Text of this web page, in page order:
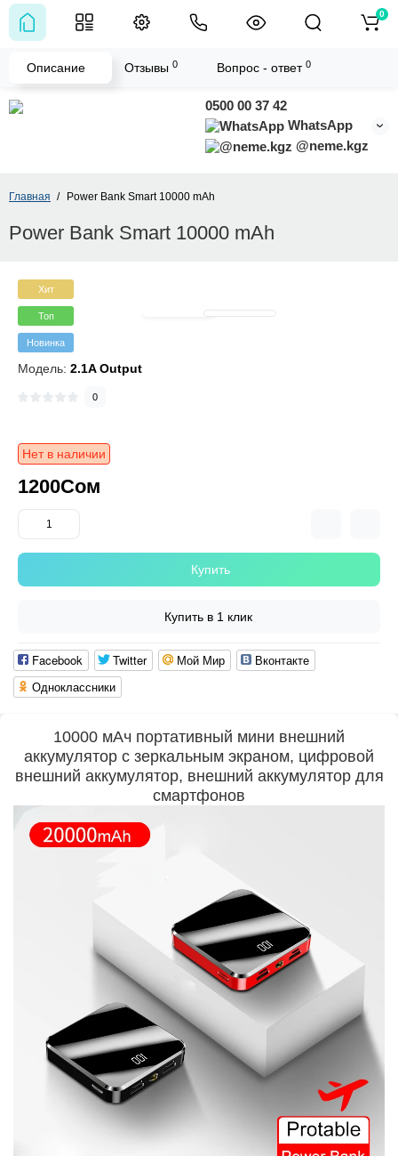
0500 00 37 42
WhatsApp
@neme.kgz
0
Главная Power Bank Smart 10000 mAh
Power Bank Smart 10000 mAh
Хит
Топ
Новинка
Модель: 2.1A Output
0
Нет в наличии
1200Сом
Купить
Купить в 1 клик
Facebook Twitter Мой Мир
Вконтакте
Одноклассники
Описание Отзывы 0 Вопрос - ответ 0
10000 мАч портативный мини внешний
аккумулятор с зеркальным экраном, цифровой
внешний аккумулятор, внешний аккумулятор для
смартфонов